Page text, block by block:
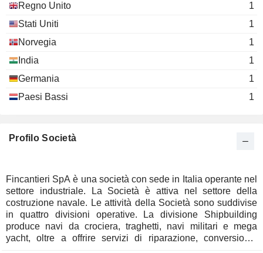
Regno Unito
1
Stati Uniti
1
Norvegia
1
India
1
Germania
1
Paesi Bassi
1
Profilo Società
Fincantieri SpA è una società con sede in Italia operante nel
settore industriale. La Società è attiva nel settore della
costruzione navale. Le attività della Società sono suddivise
in quattro divisioni operative. La divisione Shipbuilding
produce navi da crociera, traghetti, navi militari e mega
yacht, oltre a offrire servizi di riparazione, conversione,